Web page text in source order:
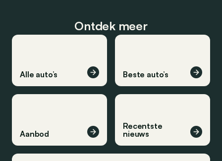
Ontdek meer
Alle auto’s Beste auto’s
Aanbod
Recentste
nieuws